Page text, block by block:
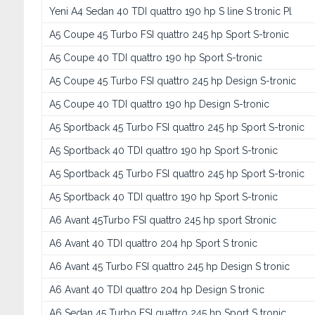
Yeni A4 Sedan 40 TDI quattro 190 hp S line S tronic Pl
A5 Coupe 45 Turbo FSI quattro 245 hp Sport S-tronic
A5 Coupe 40 TDI quattro 190 hp Sport S-tronic
A5 Coupe 45 Turbo FSI quattro 245 hp Design S-tronic
A5 Coupe 40 TDI quattro 190 hp Design S-tronic
A5 Sportback 45 Turbo FSI quattro 245 hp Sport S-tronic
A5 Sportback 40 TDI quattro 190 hp Sport S-tronic
A5 Sportback 45 Turbo FSI quattro 245 hp Sport S-tronic
A5 Sportback 40 TDI quattro 190 hp Sport S-tronic
A6 Avant 45Turbo FSI quattro 245 hp sport Stronic
A6 Avant 40 TDI quattro 204 hp Sport S tronic
A6 Avant 45 Turbo FSI quattro 245 hp Design S tronic
A6 Avant 40 TDI quattro 204 hp Design S tronic
A6 Sedan 45 Turbo FSI quattro 245 hp Sport S tronic